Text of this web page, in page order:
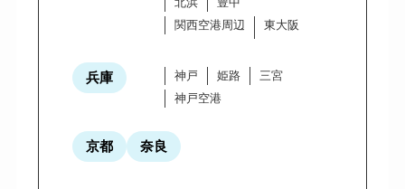
関西空港周辺
東大阪
兵庫 神戸 姫路
三宮
神戸空港
京都 奈良